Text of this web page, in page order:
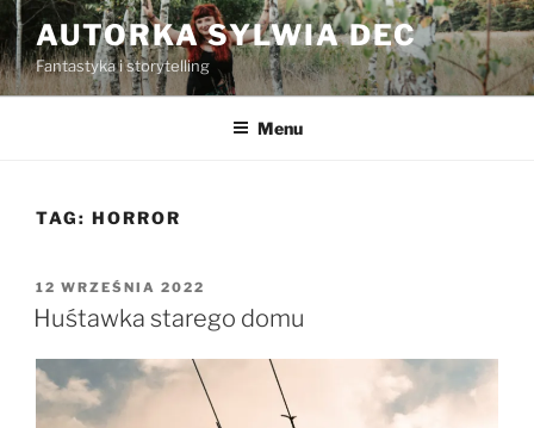
Przejdź
do
treści
AUTORKA SYLWIA DEC
Fantastyka i storytelling
Menu
TAG: HORROR
OPUBLIKOWANE
W
12 WRZEŚNIA 2022
Huśtawka starego domu